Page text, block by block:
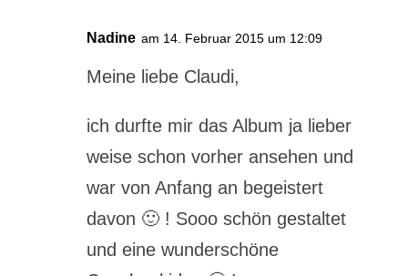
Nadine am 14. Februar 2015 um 12:09
Meine liebe Claudi,
ich durfte mir das Album ja lieber
weise schon vorher ansehen und
war von Anfang an begeistert
davon 🙂 ! Sooo schön gestaltet
und eine wunderschöne